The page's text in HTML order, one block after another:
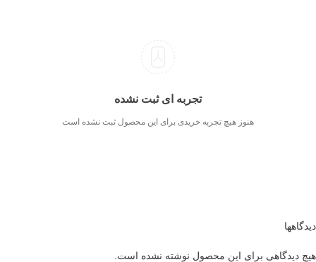
تجربه ای ثبت نشده
هنوز هیچ تجربه خریدی برای این محصول ثبت نشده است
دیدگاهها
هیچ دیدگاهی برای این محصول نوشته نشده است.